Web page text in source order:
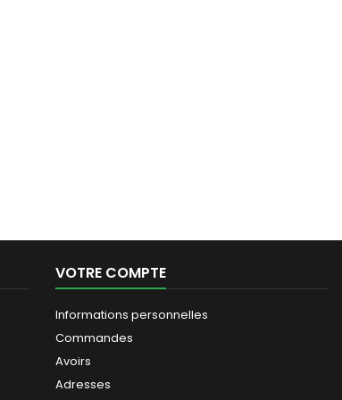
VOTRE COMPTE
Informations personnelles
Commandes
Avoirs
Adresses